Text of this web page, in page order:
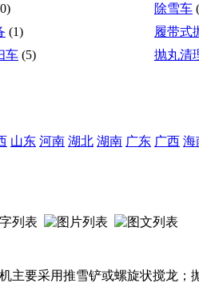
除雪车
(1) 履带式
车 (5) 抛丸清
山东 河南 湖北 湖南 广东 广西 海
主要采用推雪铲或螺旋状搅龙；